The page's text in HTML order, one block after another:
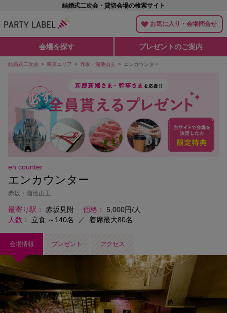
結婚式二次会・貸切会場の検索サイト
お気に入り・会場問合せ
会場を探す プレゼントのご案内
結婚式二次会 東京エリア 赤坂・溜池山王 エンカウンター
en counter
エンカウンター
赤坂・溜池山王
最寄り駅 赤坂見附 価格
5,000円/人
人数
立食 ～140名 ／ 着席最大80名
会場情報 プレゼント アクセス